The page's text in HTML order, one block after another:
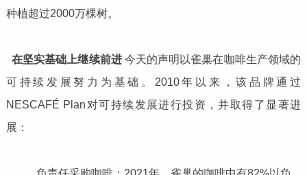
种植超过2000万棵树。
在坚实基础上继续前进今天的声明以雀巢在咖啡生产领域的
可持续发展努力为基础。2010年以来，该品牌通过
NESCAFÉ Plan对可持续发展进行投资，并取得了显著进
展：